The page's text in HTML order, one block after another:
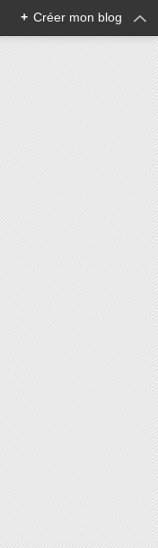
+ Créer mon blog